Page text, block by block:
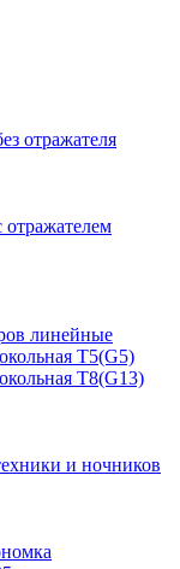
отражателя
линейные
Т5(G5)
Т8(G13)
и ночников